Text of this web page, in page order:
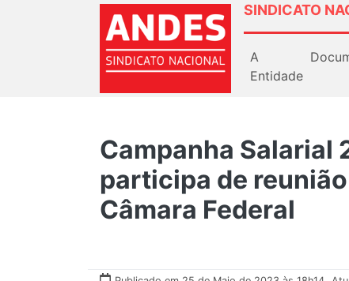
SINDICATO
A
Entidade
Campanha Salarial
participa de
Câmara Federal